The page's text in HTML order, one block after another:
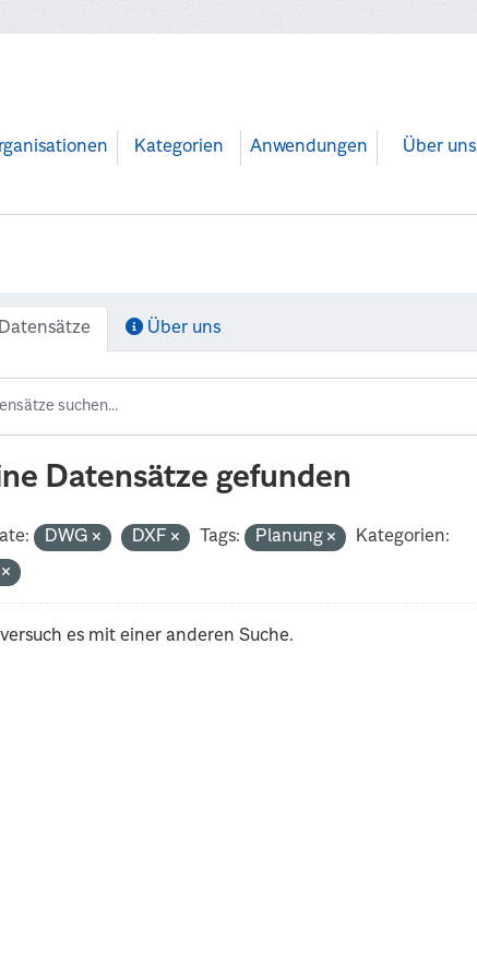
Kategorien Anwendungen Über uns
Datensätze Über uns
Datensätze gefunden
DWG DXF Tags: Planung
Kategorien:
es mit einer anderen Suche.